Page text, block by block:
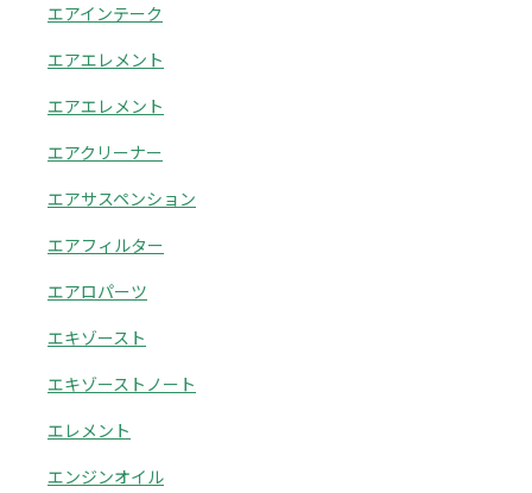
エアインテーク
エアエレメント
エアエレメント
エアクリーナー
エアサスペンション
エアフィルター
エアロパーツ
エキゾースト
エキゾーストノート
エレメント
エンジンオイル